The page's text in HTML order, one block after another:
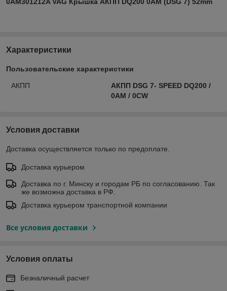
Характеристики
Пользовательские характеристики
АКПП
АКПП DSG 7- SPEED DQ200 /
0AM / 0CW
Условия доставки
Доставка осуществляется только по предоплате.
Доставка курьером
Доставка по г. Минску и городам РБ по согласованию. Так
же возможна доставка в РФ.
Доставка курьером транспортной компании
Все условия доставки
Условия оплаты
Безналичный расчет